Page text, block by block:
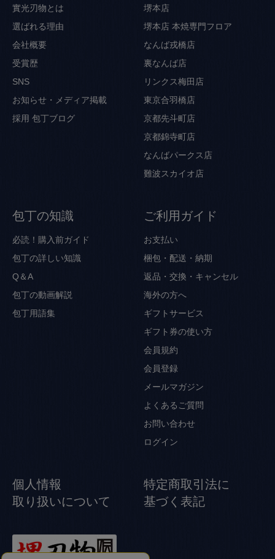
實光刃物とは
選ばれる理由
会社概要
受賞歴
SNS
お知らせ・メディア掲載
採用 包丁ブログ
堺本店
堺本店 本焼専門フロア
なんば戎橋店
裏なんば店
リンクス梅田店
東京合羽橋店
京都先斗町店
京都錦寺町店
なんばパークス店
難波スカイオ店
包丁の知識
必読！購入前ガイド
包丁の詳しい知識
Q＆A
包丁の動画解説
包丁用語集
ご利用ガイド
お支払い
梱包・配送・納期
返品・交換・キャンセル
海外の方へ
ギフトサービス
ギフト券の使い方
会員規約
会員登録
メールマガジン
よくあるご質問
お問い合わせ
ログイン
個人情報
取り扱いについて
特定商取引法に
基づく表記